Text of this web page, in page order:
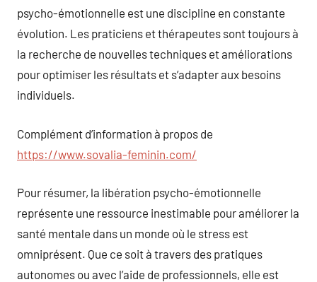
psycho-émotionnelle est une discipline en constante
évolution. Les praticiens et thérapeutes sont toujours à
la recherche de nouvelles techniques et améliorations
pour optimiser les résultats et s’adapter aux besoins
individuels.
Complément d’information à propos de
https://www.sovalia-feminin.com/
Pour résumer, la libération psycho-émotionnelle
représente une ressource inestimable pour améliorer la
santé mentale dans un monde où le stress est
omniprésent. Que ce soit à travers des pratiques
autonomes ou avec l’aide de professionnels, elle est